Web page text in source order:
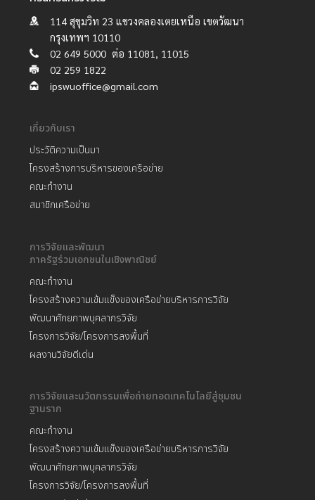
114 สุขุมวิท 23 แขวงคลองเตยเหนือ เขตวัฒนา
กรุงเทพฯ 10110
02 649 5000 ต่อ 11081, 11015
02 259 1822
ipswuoffice@gmail.com
เกี่ยวกับเรา
ประวัติความเป็นมา
โครงสร้างการบริหารของเครือข่าย
คณะทำงาน
สมาชิกเครือข่าย
การวิจัยและพัฒนา
ภาครัฐร่วมเอกชนในเชิงพาณิชย์
คณะทำงาน
โครงสร้างความเข้มแข็งของเครือข่ายบริหารการวิจัย
พัฒนาศักยภาพบุคลากรวิจัย
โครงการวิจัย/โครงการลงพื้นที่
ผลงานวิจัยดีเด่น
การวิจัยและนวัตกรรมเพื่อถ่ายทอดเทคโนโลยีสู่ชุมชน
ฐานราก
คณะทำงาน
โครงสร้างความเข้มแข็งของเครือข่ายบริหารการวิจัย
พัฒนาศักยภาพบุคลากรวิจัย
โครงการวิจัย/โครงการลงพื้นที่